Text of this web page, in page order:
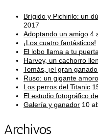
Brígido y Pichirilo: un
2017
Adoptando un amigo 4
¡Los cuatro fantásticos!
El lobo llama a tu puerta
Harvey, un cachorro
Tomás, ¡el gran
Ruso: un gigante
Los perros del Titanic
El estudio fotográfico
Galería y ganador 10
Archivos